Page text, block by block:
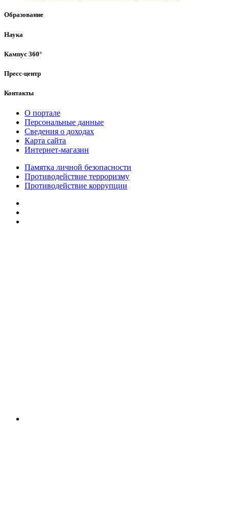
Образование
Наука
Кампус 360°
Пресс-центр
Контакты
О портале
Персональные данные
Сведения о доходах
Карта сайта
Интернет-магазин
Памятка личной безопасности
Противодействие терроризму
Противодействие коррупции